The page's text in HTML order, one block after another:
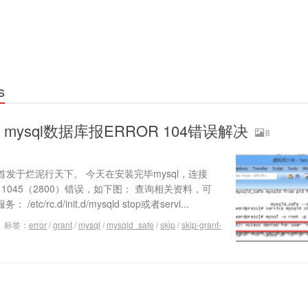
数据库报ERROR 104错误解决 8
发于烂泥行天下。 今天在安装完毕mysql，连接
（2800）错误，如下图： 查询相关资料，可
务： /etc/rc.d/init.d/mysqld stop或者servi...
标签： error/grant/ mysql / mysqld_safe /skip/skip-grant-